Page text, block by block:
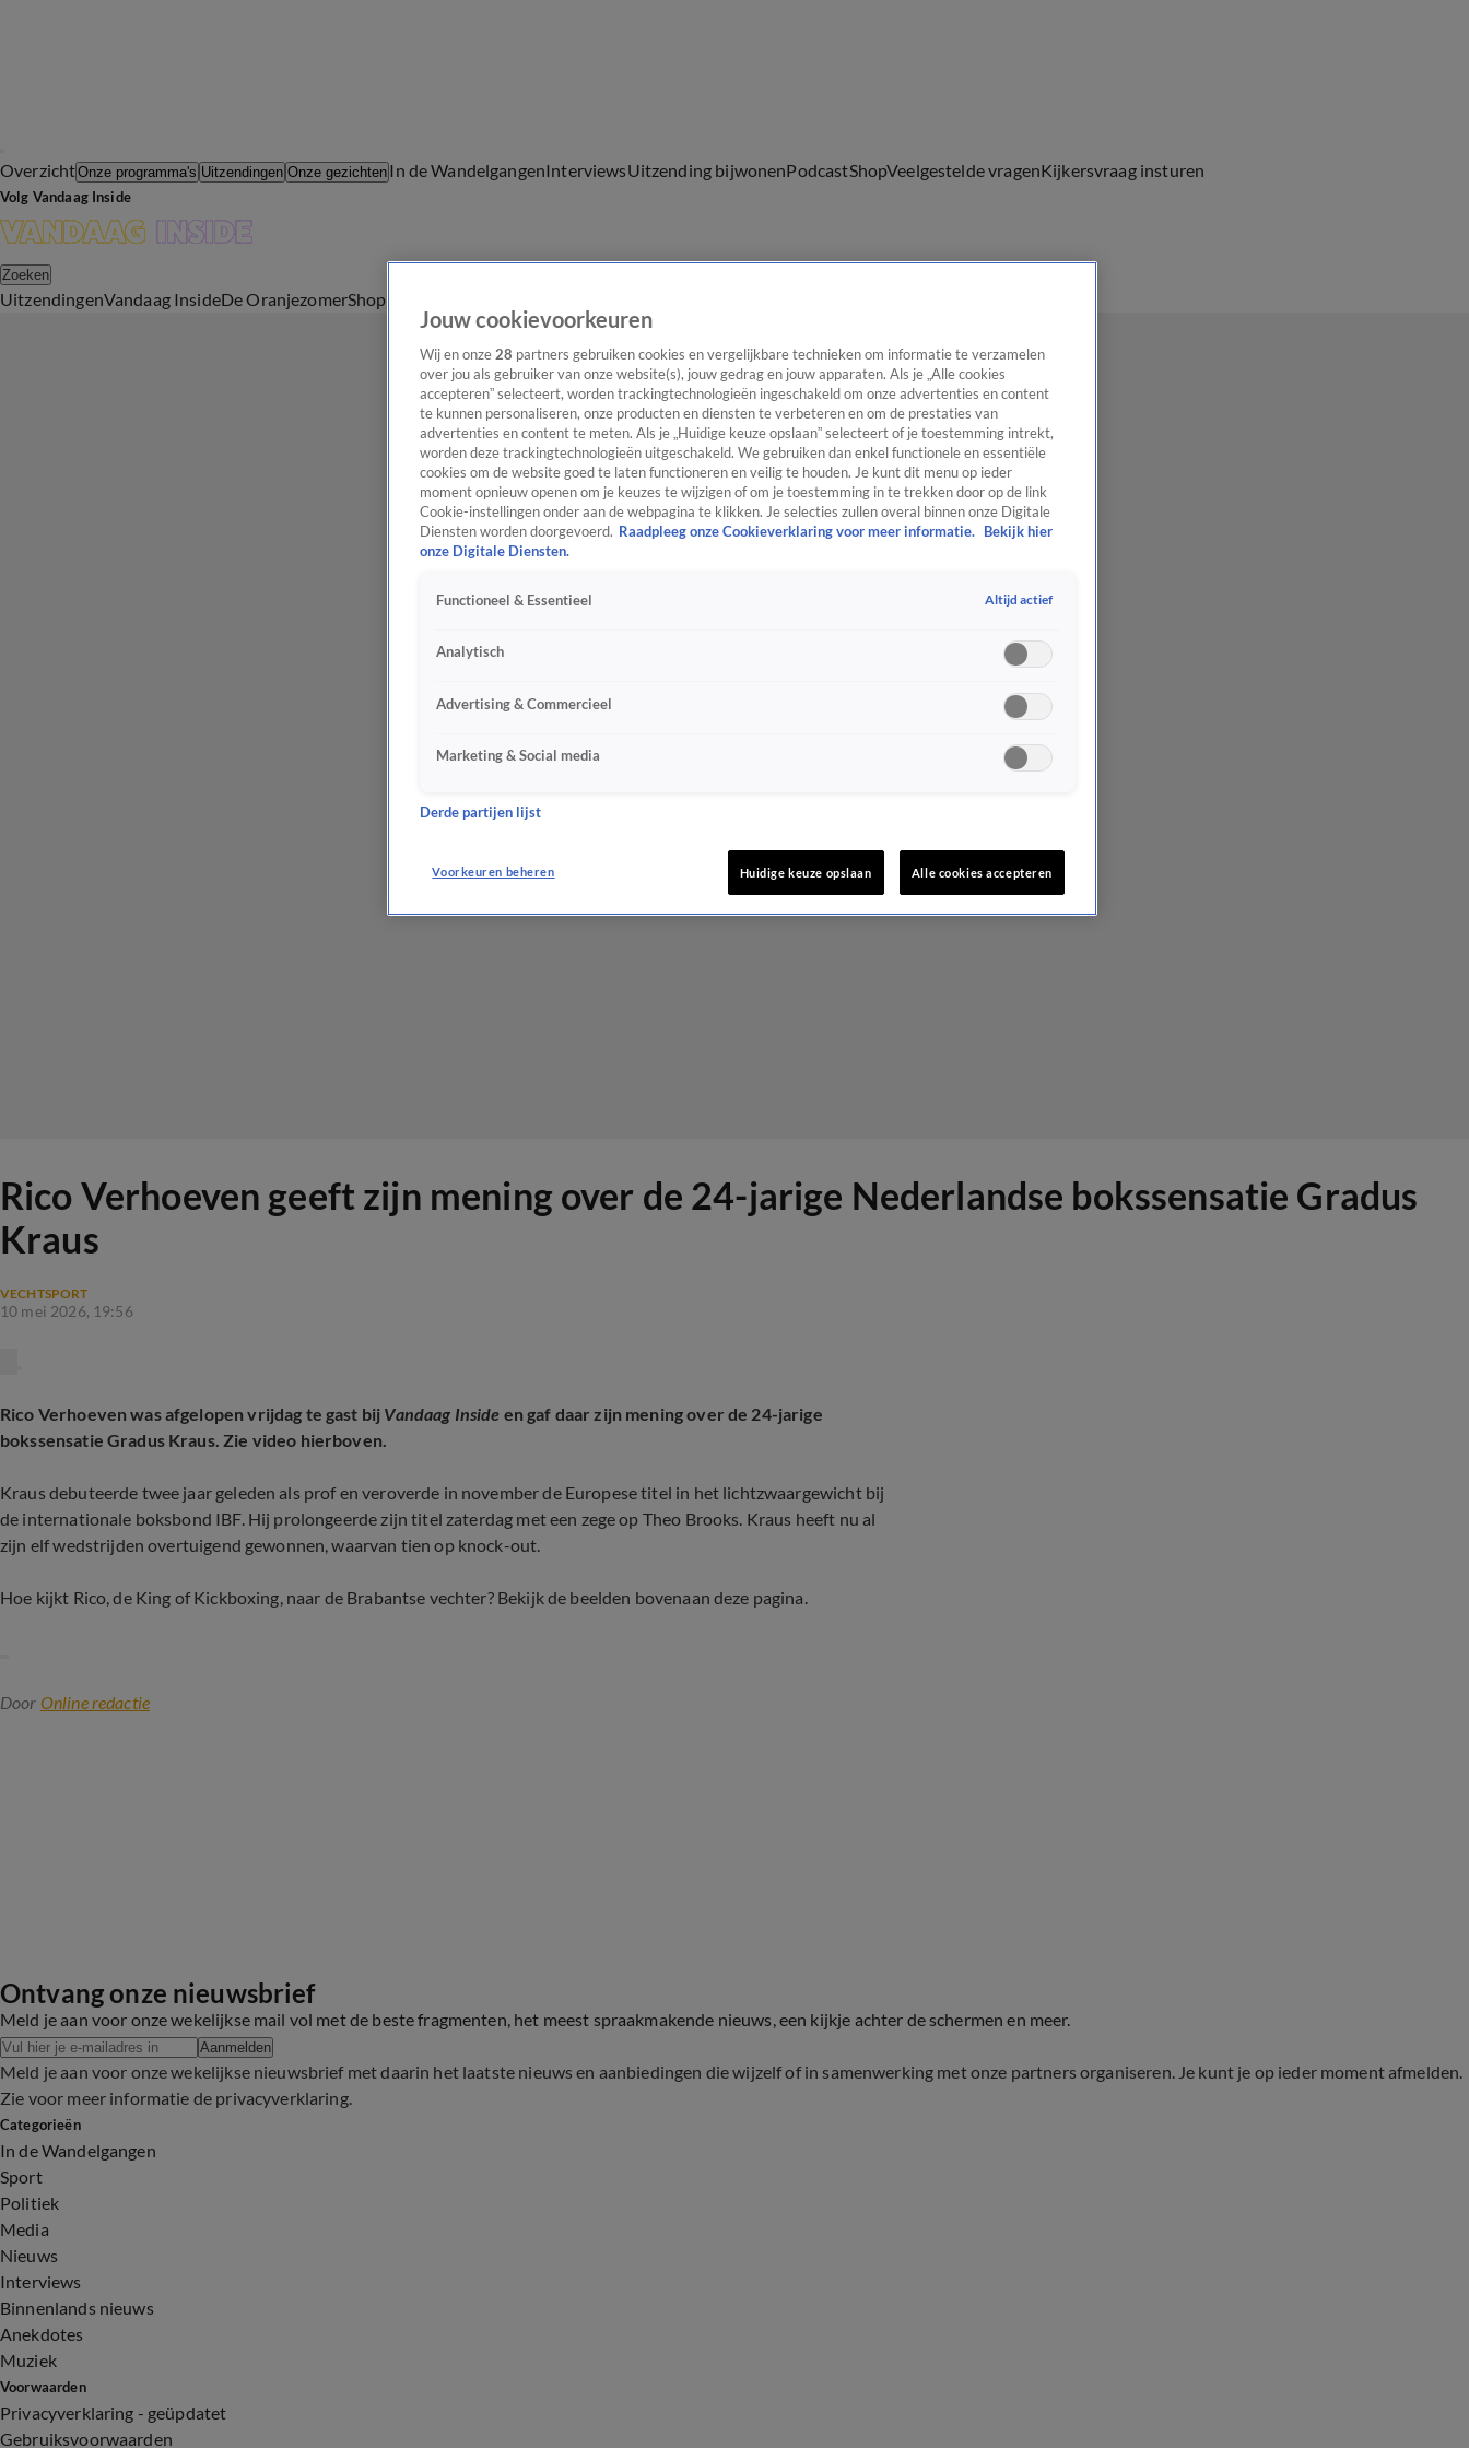
OverzichtOnze programma's Uitzendingen Onze gezichten In de WandelgangenInterviewsUitzending bijwonenPodcastShopVeelgestelde vragenKijkersvraag insturen
Volg Vandaag Inside
Zoeken
UitzendingenVandaag InsideDe OranjezomerShop
Rico Verhoeven geeft zijn mening over de 24-jarige Nederlandse bokssensatie Gradus
Kraus
VECHTSPORT
10 mei 2026, 19:56
Rico Verhoeven was afgelopen vrijdag te gast bij Vandaag Inside en gaf daar zijn mening over de 24-jarige
bokssensatie Gradus Kraus. Zie video hierboven.
Kraus debuteerde twee jaar geleden als prof en veroverde in november de Europese titel in het lichtzwaargewicht bij
de internationale boksbond IBF. Hij prolongeerde zijn titel zaterdag met een zege op Theo Brooks. Kraus heeft nu al
zijn elf wedstrijden overtuigend gewonnen, waarvan tien op knock-out.
Hoe kijkt Rico, de King of Kickboxing, naar de Brabantse vechter? Bekijk de beelden bovenaan deze pagina.
Door Online redactie
Ontvang onze nieuwsbrief
Meld je aan voor onze wekelijkse mail vol met de beste fragmenten, het meest spraakmakende nieuws, een kijkje achter de schermen en meer.
Aanmelden
Meld je aan voor onze wekelijkse nieuwsbrief met daarin het laatste nieuws en aanbiedingen die wijzelf of in samenwerking met onze partners organiseren. Je kunt je op ieder moment afmelden.
Zie voor meer informatie de privacyverklaring.
Categorieën
In de Wandelgangen
Sport
Politiek
Media
Nieuws
Interviews
Binnenlands nieuws
Anekdotes
Muziek
Voorwaarden
Privacyverklaring - geüpdatet
Gebruiksvoorwaarden
Jouw cookievoorkeuren
Wij en onze 28 partners gebruiken cookies en vergelijkbare technieken om informatie te verzamelen
over jou als gebruiker van onze website(s), jouw gedrag en jouw apparaten. Als je „Alle cookies
accepteren” selecteert, worden trackingtechnologieën ingeschakeld om onze advertenties en content
te kunnen personaliseren, onze producten en diensten te verbeteren en om de prestaties van
advertenties en content te meten. Als je „Huidige keuze opslaan” selecteert of je toestemming intrekt,
worden deze trackingtechnologieën uitgeschakeld. We gebruiken dan enkel functionele en essentiële
cookies om de website goed te laten functioneren en veilig te houden. Je kunt dit menu op ieder
moment opnieuw openen om je keuzes te wijzigen of om je toestemming in te trekken door op de link
Cookie-instellingen onder aan de webpagina te klikken. Je selecties zullen overal binnen onze Digitale
Diensten worden doorgevoerd. Raadpleeg onze Cookieverklaring voor meer informatie. Bekijk hier
onze Digitale Diensten.
Functioneel & Essentieel Altijd actief
Analytisch
Advertising & Commercieel
Marketing & Social media
Derde partijen lijst
Voorkeuren beheren Huidige keuze opslaan Alle cookies accepteren